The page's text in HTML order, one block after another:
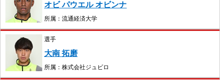
オビ パウエル オビンナ
所属：流通経済大学
選手
大南 拓磨
所属：株式会社ジュビロ